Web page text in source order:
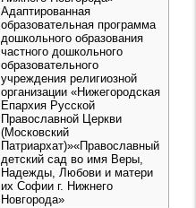
Адаптированная
образовательная программа
дошкольного образования
частного дошкольного
образовательного
учреждения религиозной
организации «Нижегородская
Епархия Русской
Православной Церкви
(Московский
Патриархат)»«Православный
детский сад во имя Веры,
Надежды, Любови и матери
их Софии г. Нижнего
Новгорода»